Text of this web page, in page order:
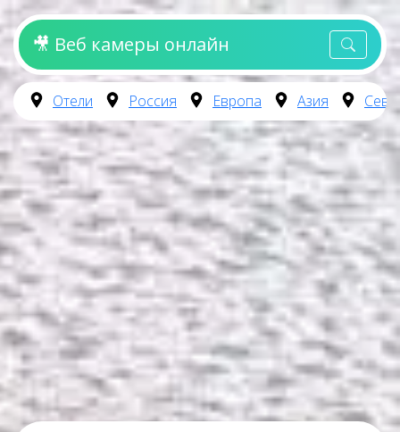
🎥 Веб камеры онлайн
Отели Россия Европа Азия